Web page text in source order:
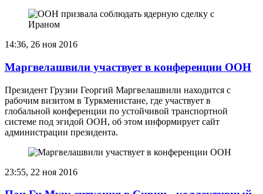
14:36, 26 ноя 2016
Маргвелашвили участвует в конференции ООН
Президент Грузии Георгий Маргвелашвили находится с
рабочим визитом в Туркменистане, где участвует в
глобальной конференции по устойчивой транспортной
системе под эгидой ООН, об этом информирует сайт
администрации президента.
23:55, 22 ноя 2016